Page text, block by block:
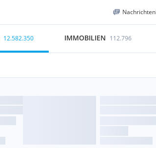
Nachrichten
12.582.350 IMMOBILIEN 112.796